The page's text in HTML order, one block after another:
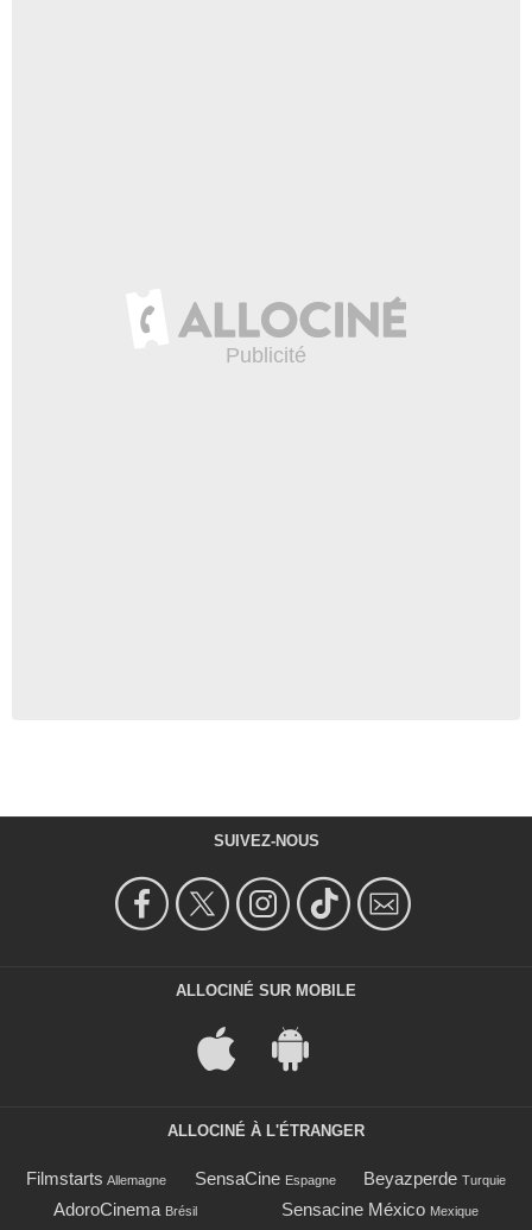
SUIVEZ-NOUS
ALLOCINÉ SUR MOBILE
ALLOCINÉ À L'ÉTRANGER
Filmstarts Allemagne SensaCine Espagne Beyazperde Turquie
AdoroCinema Brésil Sensacine México Mexique